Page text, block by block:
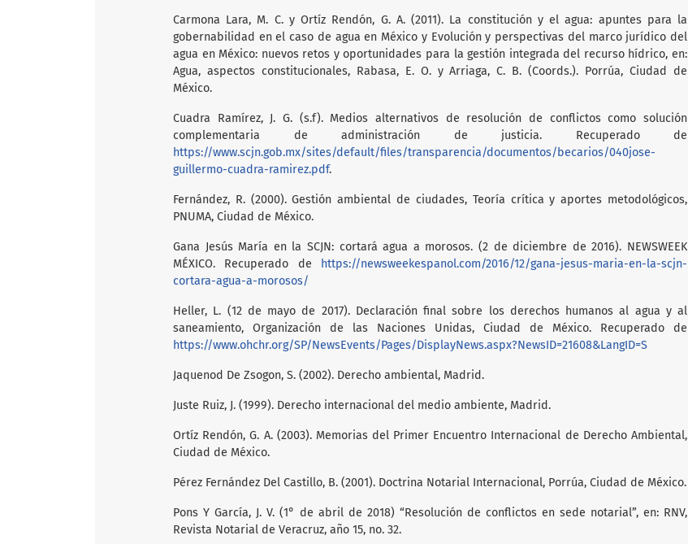
Carmona Lara, M. C. y Ortíz Rendón, G. A. (2011). La constitución y el agua: apuntes para la
gobernabilidad en el caso de agua en México y Evolución y perspectivas del marco jurídico del
agua en México: nuevos retos y oportunidades para la gestión integrada del recurso hídrico, en:
Agua, aspectos constitucionales, Rabasa, E. O. y Arriaga, C. B. (Coords.). Porrúa, Ciudad de
México.
Cuadra Ramírez, J. G. (s.f). Medios alternativos de resolución de conflictos como solución
complementaria de administración de justicia. Recuperado de
https://www.scjn.gob.mx/sites/default/files/transparencia/documentos/becarios/040jose-
guillermo-cuadra-ramirez.pdf.
Fernández, R. (2000). Gestión ambiental de ciudades, Teoría crítica y aportes metodológicos,
PNUMA, Ciudad de México.
Gana Jesús María en la SCJN: cortará agua a morosos. (2 de diciembre de 2016). NEWSWEEK
MÉXICO. Recuperado de
https://newsweekespanol.com/2016/12/gana-jesus-maria-en-la-scjn-
cortara-agua-a-morosos/
Heller, L. (12 de mayo de 2017). Declaración final sobre los derechos humanos al agua y al
saneamiento, Organización de las Naciones Unidas, Ciudad de México. Recuperado de
https://www.ohchr.org/SP/NewsEvents/Pages/DisplayNews.aspx?NewsID=21608&LangID=S
Jaquenod De Zsogon, S. (2002). Derecho ambiental, Madrid.
Juste Ruiz, J. (1999). Derecho internacional del medio ambiente, Madrid.
Ortíz Rendón, G. A. (2003). Memorias del Primer Encuentro Internacional de Derecho Ambiental,
Ciudad de México.
Pérez Fernández Del Castillo, B. (2001). Doctrina Notarial Internacional, Porrúa, Ciudad de México.
Pons Y García, J. V. (1° de abril de 2018) “Resolución de conflictos en sede notarial”, en: RNV,
Revista Notarial de Veracruz, año 15, no. 32.